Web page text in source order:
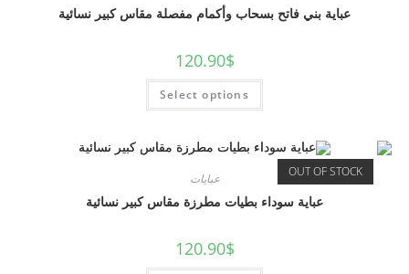
عباية بني فاتح بسحاب وأكمام مفصلة مقاس كبير نسائية
120.90$
Select options
OUT OF STOCK عبايات
عباية سوداء بطيات مطرزة مقاس كبير نسائية
120.90$